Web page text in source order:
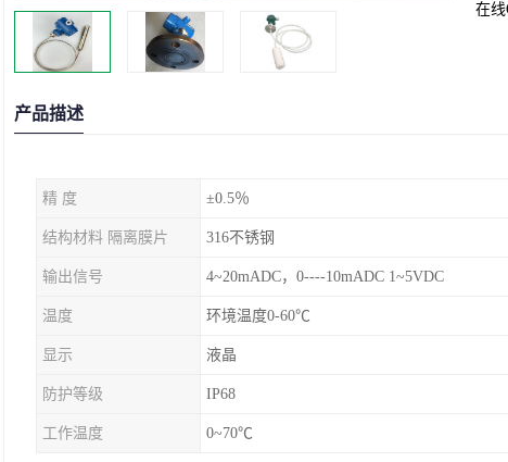
在线
产品描述
精 度 ±0.5％
结构材料 隔离膜片 316不锈钢
输出信号 4~20mADC，0----10mADC 1~5VDC
温度 环境温度0-60℃
显示 液晶
防护等级 IP68
工作温度 0~70℃